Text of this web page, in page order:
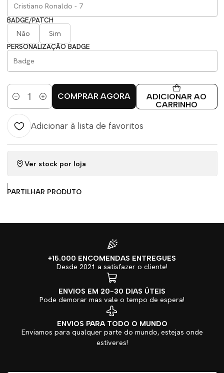
BADGE/PATCH
Não
Sim
PERSONALIZAÇÃO BADGE
Quantidade
ADICIONAR AO
CARRINHO
COMPRAR AGORA
Adicionar à lista de favoritos
Ver stock por loja
|
PARTILHAR PRODUTO
+15.000 ENCOMENDAS ENTREGUES
Desde 2021 a satisfazer o cliente!
ENVIOS EM 20-30 DIAS ÚTEIS
Pode demorar mas vale o tempo de espera!
ENVIOS PARA TODO O MUNDO
Enviamos para qualquer parte do mundo, estejas onde
estiveres!